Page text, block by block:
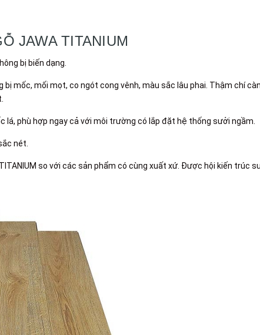
JAWA TITANIUM
bị biến dạng.
bị mốc, mối mọt, co ngót cong vênh, màu sắc lâu phai. Thậm chí
lá, phù hợp ngay cả với môi trường có lắp đặt hệ thống sưởi ngầm.
nét.
so với các sản phẩm có cùng xuất xứ. Được hội kiến trúc